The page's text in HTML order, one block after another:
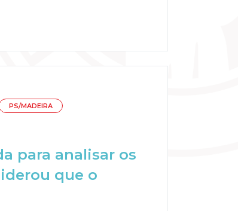
PS/MADEIRA
para analisar os
que o